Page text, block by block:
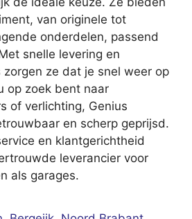
van originele tot
onderdelen, passend
snelle levering en
ze dat je snel weer op
op zoek bent naar
of verlichting, Genius
en scherp geprijsd.
en klantgerichtheid
leverancier voor
als garages.